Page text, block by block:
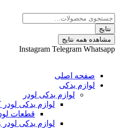
نتایج
Instagram Telegram
اصلی
یدکی
لوازم یدکی لودر
لوازم یدکی لودر کوماتسو
قطعات لودر کوماتسو
لوازم یدکی لودر ولوو